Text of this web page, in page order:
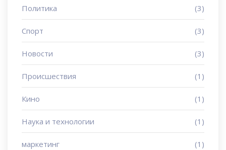
Политика (3)
Спорт (3)
Новости (3)
Происшествия (1)
Кино (1)
Наука и технологии (1)
маркетинг (1)